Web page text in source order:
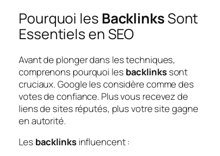
Pourquoi les BacklinksSont
Essentiels en SEO
Avant de plonger dans les techniques,
comprenons pourquoi les backlinkssont
cruciaux. Google les considère comme des
votes de confiance. Plus vous recevez de
liens de sites réputés, plus votre site gagne
en autorité.
Les backlinksinfluencent :